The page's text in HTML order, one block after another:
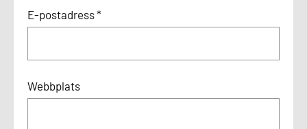
E-postadress*
Webbplats